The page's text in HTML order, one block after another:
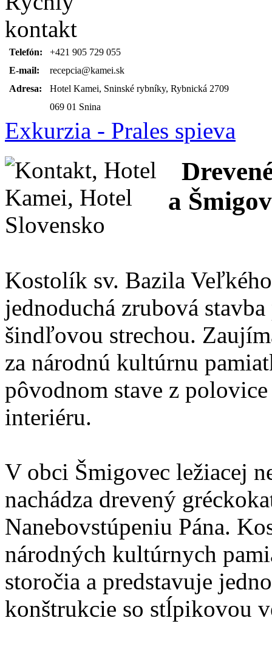
Telefón:
+421 905 729 055
E-mail:
recepcia@kamei.sk
Adresa:
Hotel Kamei, Sninské rybníky, Rybnická 2709
069 01 Snina
Exkurzia - Prales spieva
a
Kostolík sv. Bazila
jednoduchá zrubová
šindľovou strechou.
za národnú kultúrnu
pôvodnom stave z
interiéru.
V obci Šmigovec ležiacej
nachádza drevený
Nanebovstúpeniu Pána.
národných kultúrnych
storočia a predstavuje
konštrukcie so stĺpikovou